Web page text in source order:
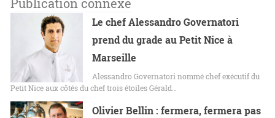
Publication connexe
Le chef Alessandro Governatori
prend du grade au Petit Nice à
Marseille
Alessandro Governatori nommé chef exécutif du
Petit Nice aux côtés du chef trois étoiles Gérald…
Olivier Bellin : fermera, fermera pas